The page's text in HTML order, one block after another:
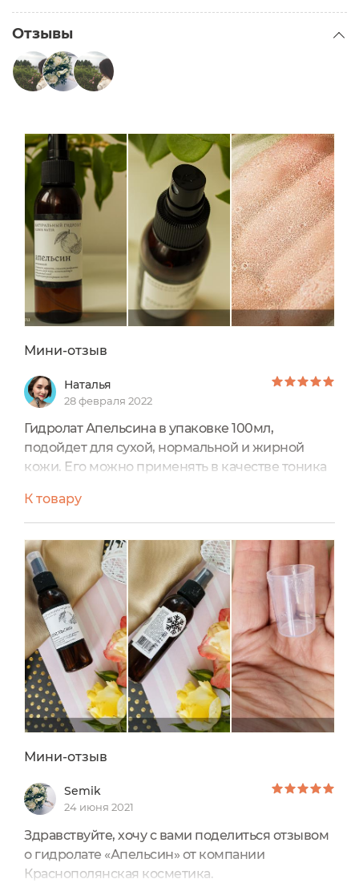
Отзывы
Мини-отзыв
Наталья
28 февраля 2022
Гидролат Апельсина в упаковке 100мл,
подойдет для сухой, нормальной и жирной
кожи. Его можно применять в качестве тоника
средство (наносить на ватный тампон и
протирать лицо), разводить им маски
(глиняные, альгинатные, убтан).
Средство оказывает увлажняющее действие,
очищающее, освежающее и тонизирующее.
Хранить рекомендуется в темном прохладном
месте, перед применением провести тест.
Аромат гидролата - травяной; не яркий и
сладкий, когда разрезаем свежий апельсин.
Только в самом конце гидролат раскрывается
легкими цитрусовыми нотками апельсина.
Стоимость 360р.
К товару
Мини-отзыв
Semik
24 июня 2021
Здравствуйте, хочу с вами поделиться отзывом
о гидролате «Апельсин» от компании
Краснополянская косметика.